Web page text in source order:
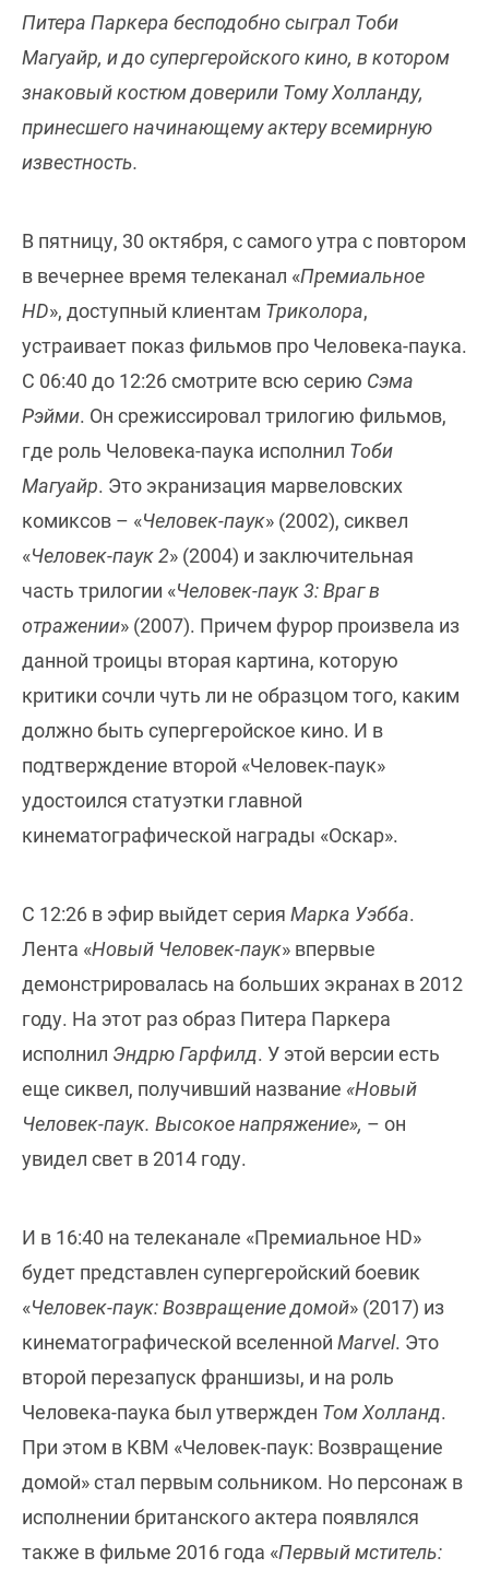
Питера Паркера бесподобно сыграл Тоби
Магуайр, и до супергеройского кино, в котором
знаковый костюм доверили Тому Холланду,
принесшего начинающему актеру всемирную
известность.
В пятницу, 30 октября, с самого утра с повтором
в вечернее время телеканал «Премиальное
HD», доступный клиентам Триколора,
устраивает показ фильмов про Человека-паука.
С 06:40 до 12:26 смотрите всю серию Сэма
Рэйми. Он срежиссировал трилогию фильмов,
где роль Человека-паука исполнил Тоби
Магуайр. Это экранизация марвеловских
комиксов – «Человек-паук» (2002), сиквел
«Человек-паук 2» (2004) и заключительная
часть трилогии «Человек-паук 3: Враг в
отражении» (2007). Причем фурор произвела из
данной троицы вторая картина, которую
критики сочли чуть ли не образцом того, каким
должно быть супергеройское кино. И в
подтверждение второй «Человек-паук»
удостоился статуэтки главной
кинематографической награды «Оскар».
С 12:26 в эфир выйдет серия Марка Уэбба.
Лента «Новый Человек-паук» впервые
демонстрировалась на больших экранах в 2012
году. На этот раз образ Питера Паркера
исполнил Эндрю Гарфилд. У этой версии есть
еще сиквел, получивший название «Новый
Человек-паук. Высокое напряжение», – он
увидел свет в 2014 году.
И в 16:40 на телеканале «Премиальное HD»
будет представлен супергеройский боевик
«Человек-паук: Возвращение домой» (2017) из
кинематографической вселенной Marvel. Это
второй перезапуск франшизы, и на роль
Человека-паука был утвержден Том Холланд.
При этом в КВМ «Человек-паук: Возвращение
домой» стал первым сольником. Но персонаж в
исполнении британского актера появлялся
также в фильме 2016 года «Первый мститель: